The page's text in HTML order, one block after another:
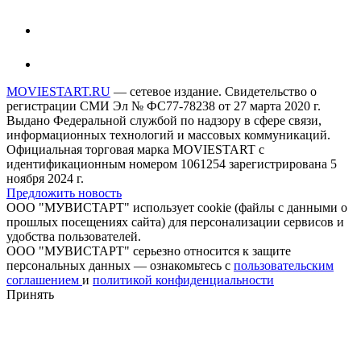
MOVIESTART.RU — сетевое издание. Свидетельство о
регистрации СМИ Эл № ФС77-78238 от 27 марта 2020 г.
Выдано Федеральной службой по надзору в сфере связи,
информационных технологий и массовых коммуникаций.
Официальная торговая марка MOVIESTART с
идентификационным номером 1061254 зарегистрирована 5
ноября 2024 г.
Предложить новость
ООО "МУВИСТАРТ" использует cookie (файлы с данными о
прошлых посещениях сайта) для персонализации сервисов и
удобства пользователей.
ООО "МУВИСТАРТ" серьезно относится к защите
персональных данных — ознакомьтесь с пользовательским
соглашением и политикой конфиденциальности
Принять